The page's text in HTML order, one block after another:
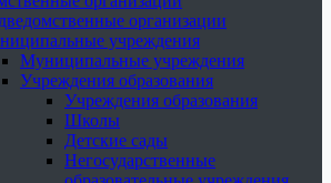
организации
учреждения
Муниципальные учреждения
Учреждения образования
Учреждения образования
Школы
Детские сады
Негосударственные